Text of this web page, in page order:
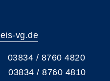
vg.de
/ 8760 4820
03834 / 8760 4810